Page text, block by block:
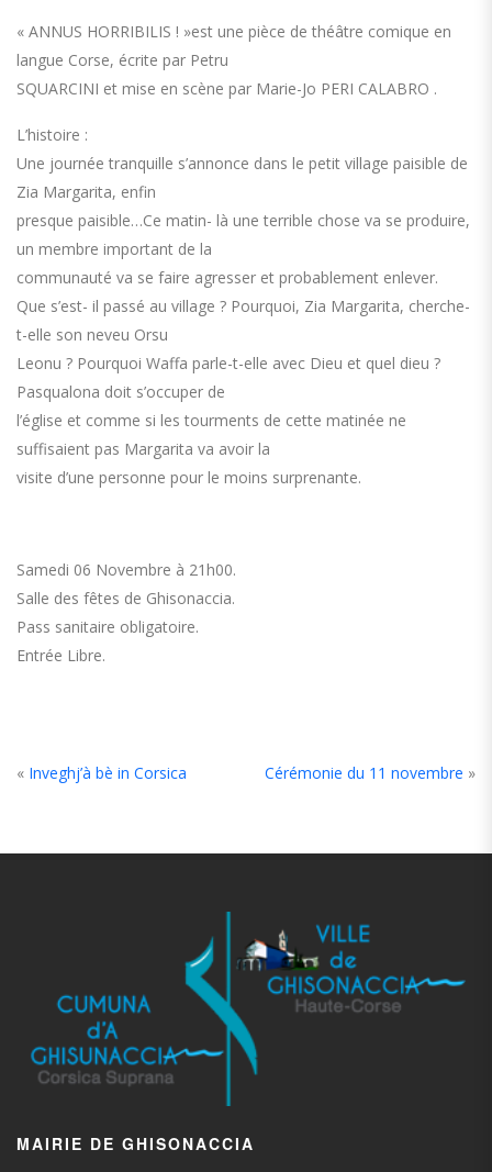
« ANNUS HORRIBILIS ! »est une pièce de théâtre comique en
langue Corse, écrite par Petru
SQUARCINI et mise en scène par Marie-Jo PERI CALABRO .
L’histoire :
Une journée tranquille s’annonce dans le petit village paisible de
Zia Margarita, enfin
presque paisible…Ce matin- là une terrible chose va se produire,
un membre important de la
communauté va se faire agresser et probablement enlever.
Que s’est- il passé au village ? Pourquoi, Zia Margarita, cherche-
t-elle son neveu Orsu
Leonu ? Pourquoi Waffa parle-t-elle avec Dieu et quel dieu ?
Pasqualona doit s’occuper de
l’église et comme si les tourments de cette matinée ne
suffisaient pas Margarita va avoir la
visite d’une personne pour le moins surprenante.
Samedi 06 Novembre à 21h00.
Salle des fêtes de Ghisonaccia.
Pass sanitaire obligatoire.
Entrée Libre.
« Inveghj’à bè in Corsica Cérémonie du 11 novembre »
MAIRIE DE GHISONACCIA